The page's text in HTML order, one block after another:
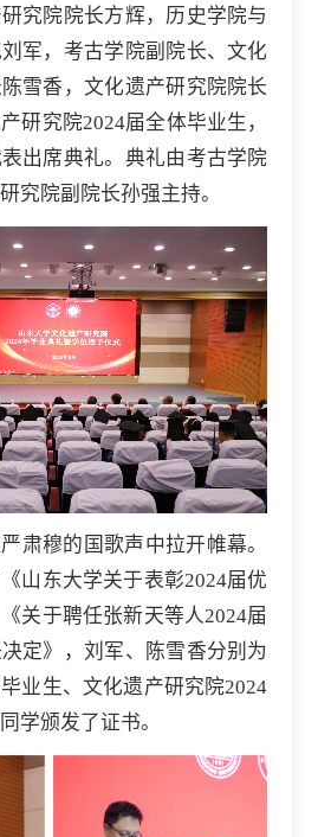
究院院长方辉，历史学院与
军，考古学院副院长、文化
雪香，文化遗产研究院院长
研究院2024届全体毕业生，
出席典礼。典礼由考古学院
究院副院长孙强主持。
肃穆的国歌声中拉开帷幕。
山东大学关于表彰2024届优
关于聘任张新天等人2024届
定》，刘军、陈雪香分别为
业生、文化遗产研究院2024
学颁发了证书。